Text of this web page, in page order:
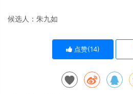
候选人：朱九如
点赞(14)